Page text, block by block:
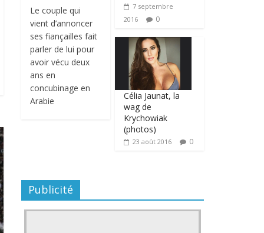
Le couple qui
vient d’annoncer
ses fiançailles fait
parler de lui pour
avoir vécu deux
ans en
concubinage en
Arabie
7 septembre
2016
0
Célia Jaunat, la
wag de
Krychowiak
(photos)
23 août 2016 0
Publicité